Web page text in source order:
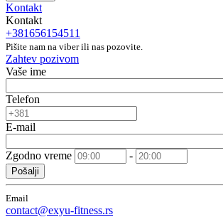
Kontakt
Kontakt
+381656154511
Pišite nam na viber ili nas pozovite.
Zahtev pozivom
Vaše ime
Telefon
E-mail
Zgodno vreme -
Pošalji
Email
contact@exyu-fitness.rs